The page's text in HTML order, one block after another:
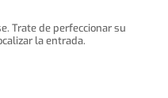
Trate de perfeccionar su
la entrada.